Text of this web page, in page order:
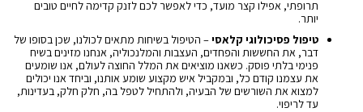
תרופתי, אפילו קצר מועד, כדי לאפשר לכם לזנק קדימה לחיים טובים
יותר.
טיפול פסיכולוגי קלאסי– הטיפול בשיחות מתאים לכולנו, שכן בסופו של
דבר, את החששות והפחדים, העצבות והמלנכוליה, אנחנו מזינים בשיח
פנימי בלתי פוסק. כשאנו מוציאים את המלל החוצה לעולם, אנו שומעים
את עצמנו קודם כל, ובמקביל איש מקצוע שומע אותנו, וביחד אנו יכולים
למצוא את השורשים של הבעיה, ולהתחיל לטפל בה, חלק חלק, בעדינות,
עד לריפוי.